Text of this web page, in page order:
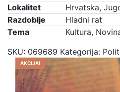
Lokalitet
Hrvatska,
Razdoblje
Hladni rat
Tema
Kultura,
SKU: 069689 Kategorija:
AKCIJA!